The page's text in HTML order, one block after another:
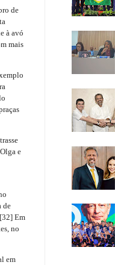
de
à avó
mais
e
de
Em
no
em